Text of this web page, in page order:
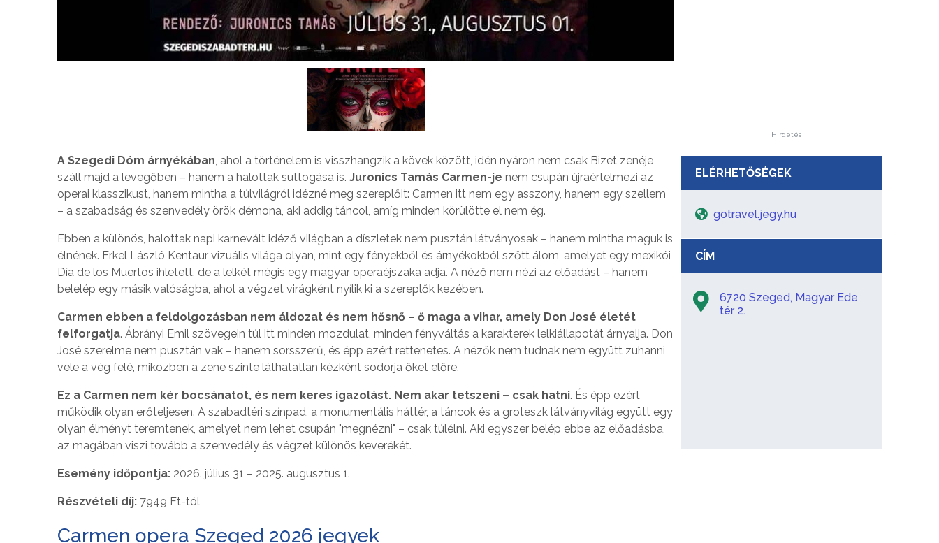
A Szegedi Dóm árnyékában, ahol a történelem is visszhangzik a kövek között, idén nyáron nem csak Bizet zenéje
száll majd a levegőben – hanem a halottak suttogása is. Juronics Tamás Carmen-je nem csupán újraértelmezi az
operai klasszikust, hanem mintha a túlvilágról idézné meg szereplőit: Carmen itt nem egy asszony, hanem egy szellem
– a szabadság és szenvedély örök démona, aki addig táncol, amíg minden körülötte el nem ég.
Ebben a különös, halottak napi karnevált idéző világban a díszletek nem pusztán látványosak – hanem mintha maguk is
élnének. Erkel László Kentaur vizuális világa olyan, mint egy fényekből és árnyékokból szőtt álom, amelyet egy mexikói
Día de los Muertos ihletett, de a lelkét mégis egy magyar operaéjszaka adja. A néző nem nézi az előadást – hanem
belelép egy másik valóságba, ahol a végzet virágként nyílik ki a szereplők kezében.
Carmen ebben a feldolgozásban nem áldozat és nem hősnő – ő maga a vihar, amely Don José életét
felforgatja. Ábrányi Emil szövegein túl itt minden mozdulat, minden fényváltás a karakterek lelkiállapotát árnyalja. Don
José szerelme nem pusztán vak – hanem sorsszerű, és épp ezért rettenetes. A nézők nem tudnak nem együtt zuhanni
vele a vég felé, miközben a zene szinte láthatatlan kézként sodorja őket előre.
Ez a Carmen nem kér bocsánatot, és nem keres igazolást. Nem akar tetszeni – csak hatni. És épp ezért
működik olyan erőteljesen. A szabadtéri színpad, a monumentális háttér, a táncok és a groteszk látványvilág együtt egy
olyan élményt teremtenek, amelyet nem lehet csupán "megnézni" – csak túlélni. Aki egyszer belép ebbe az előadásba,
az magában viszi tovább a szenvedély és végzet különös keverékét.
Esemény időpontja: 2026. július 31 – 2025. augusztus 1.
Részvételi díj: 7949 Ft-tól
Carmen opera Szeged 2026 jegyek
Hirdetés
ELÉRHETŐSÉGEK
gotravel.jegy.hu
CÍM
6720 Szeged, Magyar Ede
tér 2.